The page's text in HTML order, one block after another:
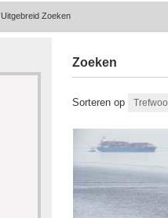
Uitgebreid Zoeken
Zoeken
Sorteren op